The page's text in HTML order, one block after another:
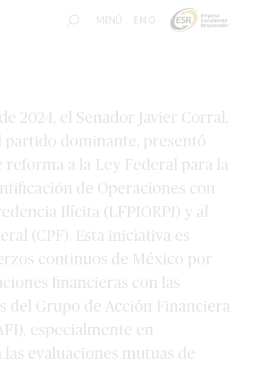
MENÚ ENG
2024, el Senador Javier Corral,
partido dominante, presentó
reforma a la Ley Federal para la
de Operaciones con
Ilícita (LFPIORPI) y al
(CPF). Esta iniciativa es
continuos de México por
financieras con las
del Grupo de Acción Financiera
especialmente en
evaluaciones mutuas de